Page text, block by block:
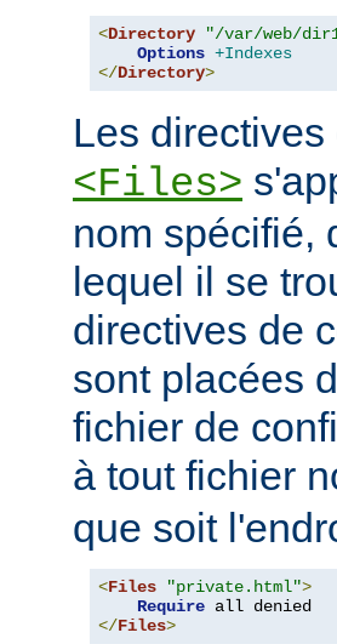
<Directory "/var/web/
Options +Indexes
</Directory>
Les
<Files>
nom spécifié,
lequel il se
directives de
sont placées
fichier de
à tout fichier
que soit
<Files "private.html">
Require
</Files>